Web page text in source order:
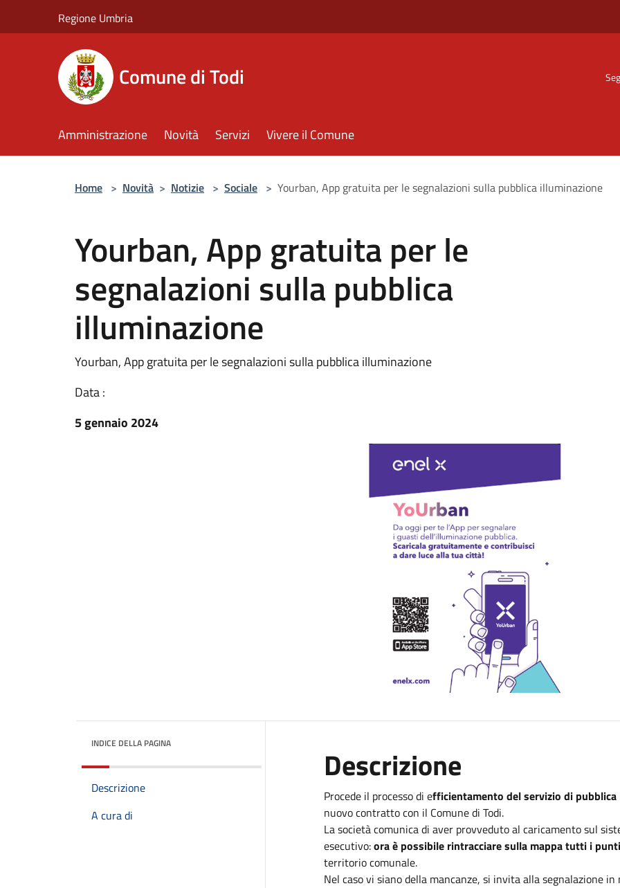
Regione Umbria
Comune di Todi
Amministrazione Novità Servizi Vivere il Comune
Home > Novità > Notizie > Sociale > Yourban, App gratuita per le segnalazioni sulla pubblica illuminazione
Yourban, App gratuita per le
segnalazioni sulla pubblica
illuminazione
Yourban, App gratuita per le segnalazioni sulla pubblica illuminazione
Data :
5 gennaio 2024
INDICE DELLA PAGINA
Descrizione
A cura di
Descrizione
Procede il processo di efficientamento del servizio di pubblica
nuovo contratto con il Comune di Todi.
La società comunica di aver provveduto al caricamento sul
esecutivo:ora è possibile rintracciare sulla mappa tutti i
territorio comunale.
Nel caso vi siano della mancanze, si invita alla segnalazione